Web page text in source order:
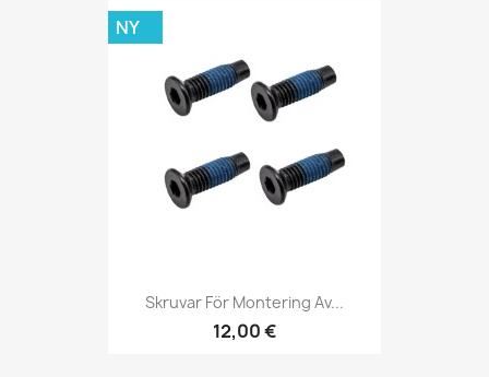
Skruvar För Montering Av...
12,00 €
NY